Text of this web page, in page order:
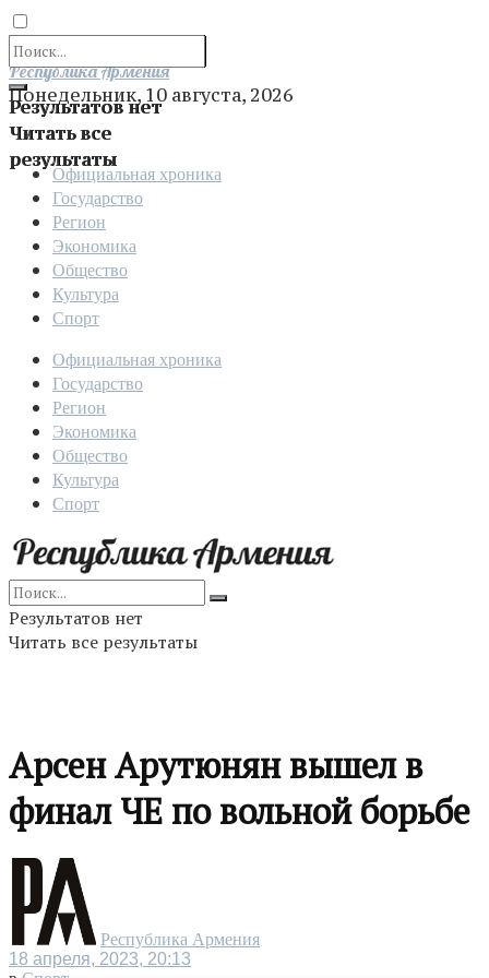
Результатов нет
Читать все
результаты
Отправить
Республика Армения
Понедельник, 10 августа, 2026
Официальная хроника
Государство
Регион
Экономика
Общество
Культура
Спорт
Официальная хроника
Государство
Регион
Экономика
Общество
Культура
Спорт
Результатов нет
Читать все результаты
Арсен Арутюнян вышел в
финал ЧЕ по вольной борьбе
Республика Армения
18 апреля, 2023, 20:13